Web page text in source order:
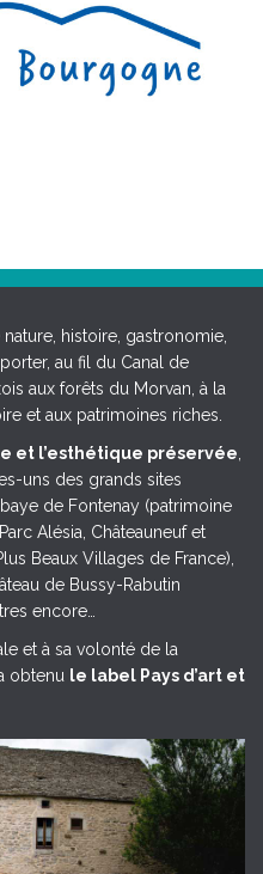
nature, histoire, gastronomie,
au fil du Canal de
aux forêts du Morvan, à la
et aux patrimoines riches.
et l’esthétique préservée,
uns des grands sites
de Fontenay (patrimoine
Alésia, Châteauneuf et
Beaux Villages de France),
de Bussy-Rabutin
encore…
et à sa volonté de la
obtenu le label Pays d’art et